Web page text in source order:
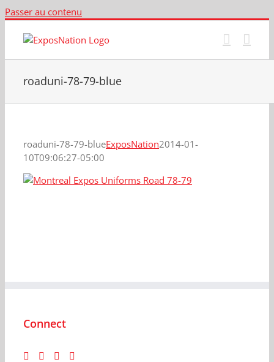
Passer au contenu
roaduni-78-79-blue
roaduni-78-79-blueExposNation2014-01-
10T09:06:27-05:00
Connect